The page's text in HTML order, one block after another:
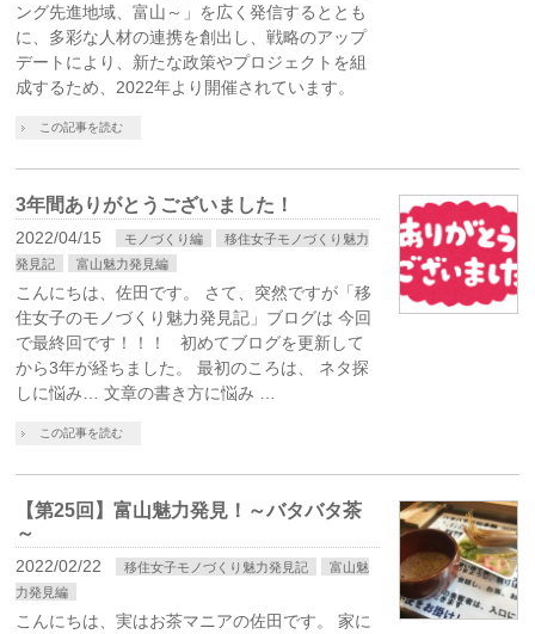
ング先進地域、富山～」を広く発信するととも
に、多彩な人材の連携を創出し、戦略のアップ
デートにより、新たな政策やプロジェクトを組
成するため、2022年より開催されています。
この記事を読む
3年間ありがとうございました！
2022/04/15 モノづくり編
移住女子モノづくり魅力
発見記
富山魅力発見編
こんにちは、佐田です。 さて、突然ですが「移
住女子のモノづくり魅力発見記」ブログは 今回
で最終回です！！！ 初めてブログを更新して
から3年が経ちました。 最初のころは、 ネタ探
しに悩み… 文章の書き方に悩み …
この記事を読む
【第25回】富山魅力発見！～バタバタ茶
～
2022/02/22 移住女子モノづくり魅力発見記
富山魅
力発見編
こんにちは、実はお茶マニアの佐田です。 家に